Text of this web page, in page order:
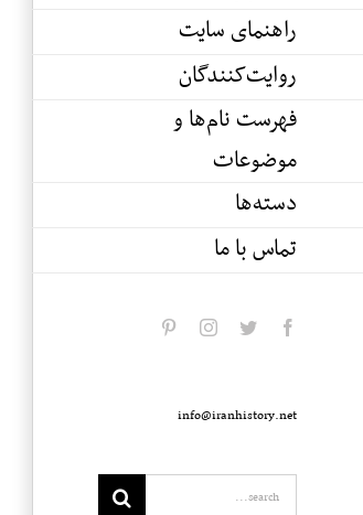
راهنمای سایت
روایت‌کنندگان
فهرست نام‌ها و
موضوعات
دسته‌ها
تماس با ما
facebook
twitter
instagram
info@iranhistory.net